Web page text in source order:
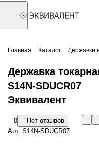
Главная Каталог Державки
Державка
S14N-SDUCR07
Эквивалент
0
Нет отзывов
Арт. S14N-SDUCR07